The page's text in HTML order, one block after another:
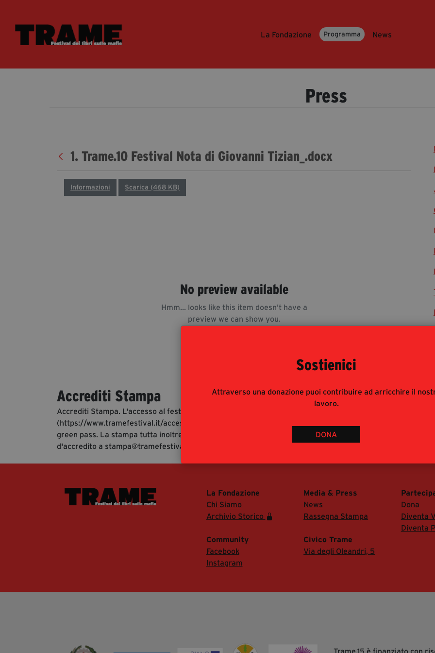
Sostienici
Attraverso una donazione puoi contribuire ad arricchire il
lavoro.
DONA
La Fondazione Programma News
Press
1. Trame.10 Festival Nota di Giovanni Tizian_.docx
Informazioni Scarica (468 KB)
No preview available
Hmm... looks like this item doesn't have a
preview we can show you.
Accrediti Stampa
Accrediti Stampa. L'accesso al festival ai giornalisti risponde alle modalità di accesso del pubblico
(https://www.tramefestival.it/accesso-eventi) : è pertanto consigliata prenotazione e obbligatorio
green pass. La stampa tutta inoltre è invitata ad accreditarsi inviando mail con richiesta
d'accredito a stampa@tramefestival.it al fine di accedere alla Sala Stampa del festival.
La Fondazione
Chi Siamo
Archivio Storico
Media & Press
News
Rassegna Stampa
Dona
Diventa
Diventa
Community
Facebook
Instagram
Civico Trame
Via degli Oleandri, 5
Trame.15 è finanziato con